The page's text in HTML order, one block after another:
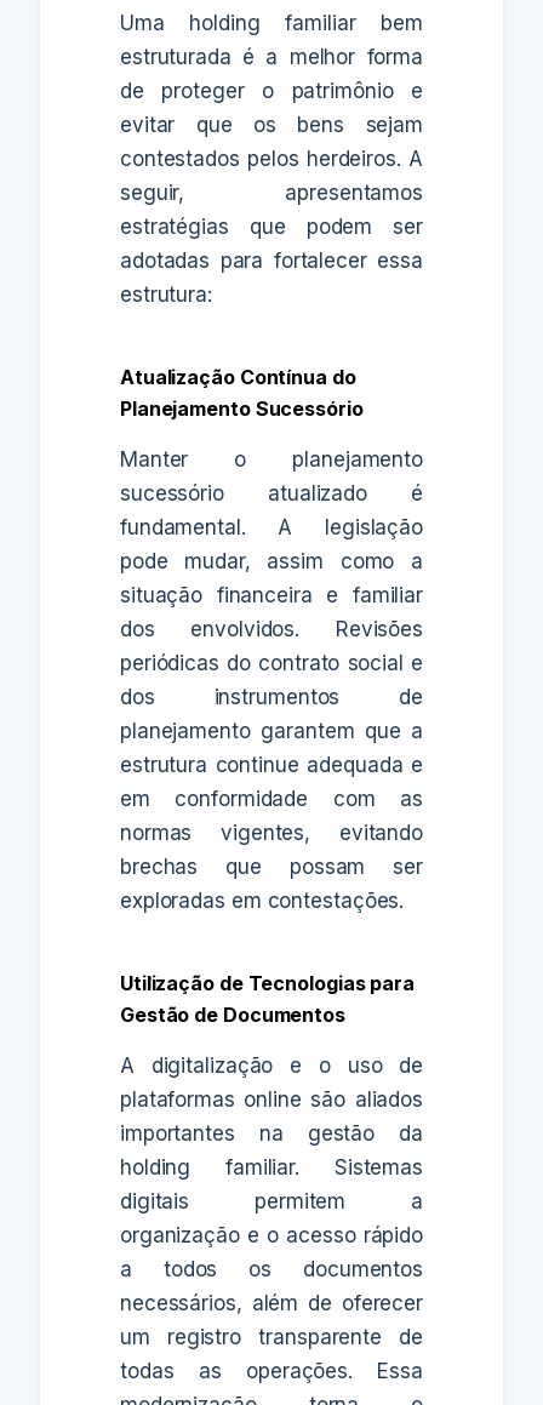
Uma holding familiar bem
estruturada é a melhor forma
de proteger o patrimônio e
evitar que os bens sejam
contestados pelos herdeiros. A
seguir, apresentamos
estratégias que podem ser
adotadas para fortalecer essa
estrutura:
Atualização Contínua do
Planejamento Sucessório
Manter o planejamento
sucessório atualizado é
fundamental. A legislação
pode mudar, assim como a
situação financeira e familiar
dos envolvidos. Revisões
periódicas do contrato social e
dos instrumentos de
planejamento garantem que a
estrutura continue adequada e
em conformidade com as
normas vigentes, evitando
brechas que possam ser
exploradas em contestações.
Utilização de Tecnologias para
Gestão de Documentos
A digitalização e o uso de
plataformas online são aliados
importantes na gestão da
holding familiar. Sistemas
digitais permitem a
organização e o acesso rápido
a todos os documentos
necessários, além de oferecer
um registro transparente de
todas as operações. Essa